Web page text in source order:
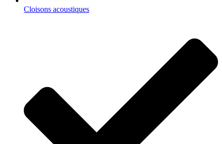
Cloisons acoustiques